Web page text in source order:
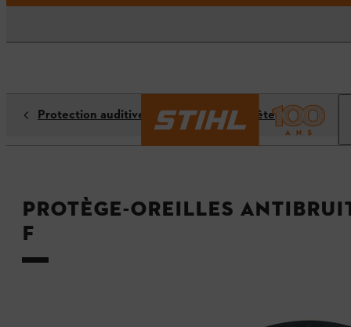
Protection auditive, du visage et de la tête
Protège-oreilles antibruit
F